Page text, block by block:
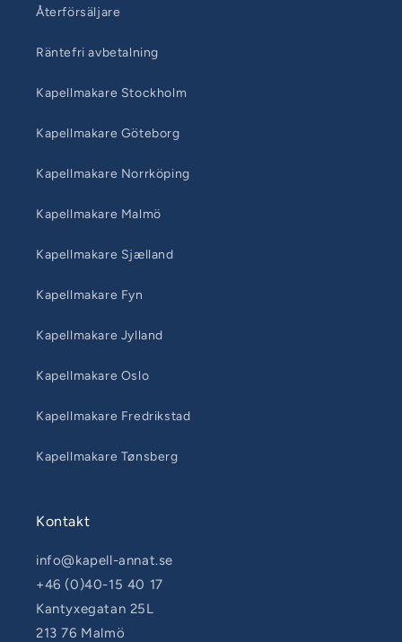
Återförsäljare
Räntefri avbetalning
Kapellmakare Stockholm
Kapellmakare Göteborg
Kapellmakare Norrköping
Kapellmakare Malmö
Kapellmakare Sjælland
Kapellmakare Fyn
Kapellmakare Jylland
Kapellmakare Oslo
Kapellmakare Fredrikstad
Kapellmakare Tønsberg
Kontakt
info@kapell-annat.se
+46 (0)40-15 40 17
Kantyxegatan 25L
213 76 Malmö